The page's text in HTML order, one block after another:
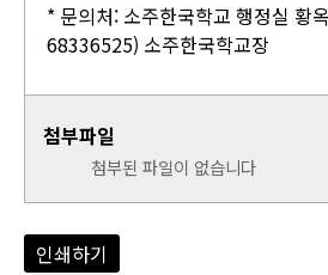
* 문의처: 소주한국학교 행정실 황
68336525) 소주한국학교장
첨부파일
첨부된 파일이 없습니다
인쇄하기